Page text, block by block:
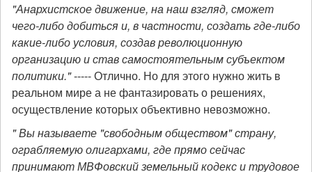
"Анархистское движение, на наш взгляд, сможет
чего-либо добиться и, в частности, создать где-либо
какие-либо условия, создав революционную
организацию и став самостоятельным субъектом
политики."----- Отлично. Но для этого нужно жить в
реальном мире а не фантазировать о решениях,
осуществление которых объективно невозможно.
" Вы называете "свободным обществом" страну,
ограбляемую олигархами, где прямо сейчас
принимают МВФовский земельный кодекс и трудовое